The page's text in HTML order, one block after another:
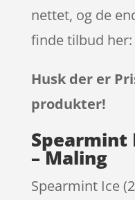
nettet, og de
finde tilbud her:
Husk der er
produkter!
Spearmint
– Maling
Spearmint Ice